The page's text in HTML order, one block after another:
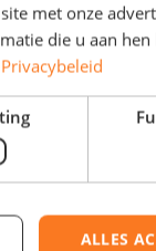
die in huizen
voorkomen
trekken.
met onze
die u aan
Privacybeleid
ALLES